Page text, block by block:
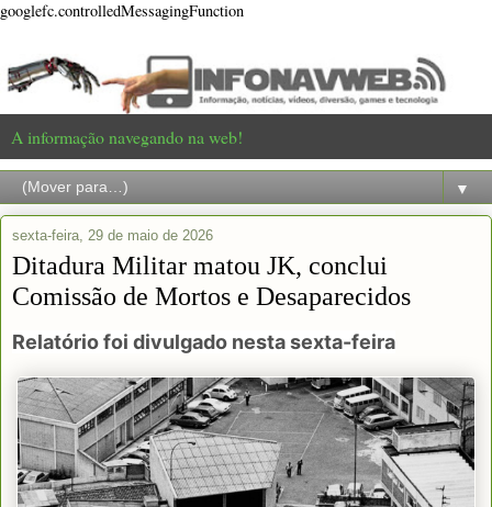
googlefc.controlledMessagingFunction
A informação navegando na web!
▼
sexta-feira, 29 de maio de 2026
Ditadura Militar matou JK, conclui
Comissão de Mortos e Desaparecidos
Relatório foi divulgado nesta sexta-feira